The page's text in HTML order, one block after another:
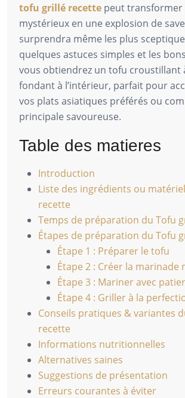
tofu grillé recette peut transformer
mystérieux en une explosion de
surprendra même les plus
quelques astuces simples et les
vous obtiendrez un tofu croustillant
fondant à l’intérieur, parfait pour
vos plats asiatiques préférés ou
principale savoureuse.
Table des matieres
Introduction
Liste des ingrédients ou
recette
Temps de préparation du Tofu
Étapes de préparation du Tofu
Étape 1 : Préparer le tofu
Étape 2 : Créer la marinade
Étape 3 : Mariner avec
Étape 4 : Griller à la
Conseils pratiques & variantes
recette
Informations nutritionnelles
Alternatives saines
Suggestions de présentation
Erreurs courantes à éviter